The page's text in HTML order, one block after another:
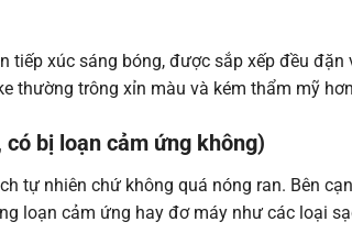
tiếp xúc sáng bóng, được sắp xếp đều
thường trông xỉn màu và kém thẩm mỹ
bị loạn cảm ứng không)
tự nhiên chứ không quá nóng ran. Bên
loạn cảm ứng hay đơ máy như các loại